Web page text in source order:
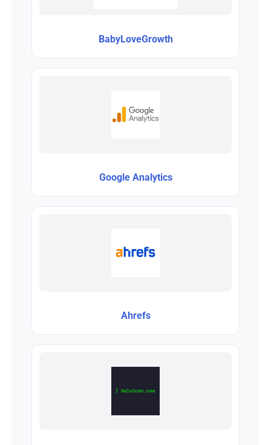
BabyLoveGrowth
Google Analytics
Ahrefs